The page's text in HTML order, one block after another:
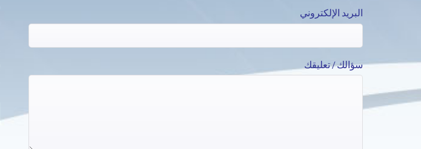
البريد الإلكتروني
سؤالك / تعليقك